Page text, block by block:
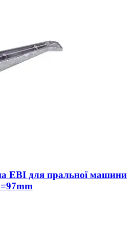
EBI для пральної машини